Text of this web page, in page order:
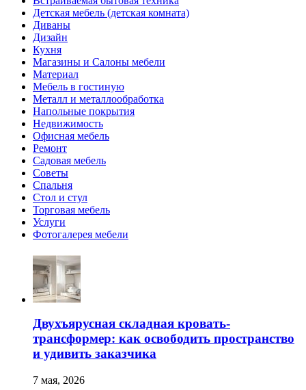
Детская мебель (детская комната)
Диваны
Дизайн
Кухня
Магазины и Салоны мебели
Материал
Мебель в гостиную
Металл и металлообработка
Напольные покрытия
Недвижимость
Офисная мебель
Ремонт
Садовая мебель
Советы
Спальня
Стол и стул
Торговая мебель
Услуги
Фотогалерея мебели
Двухъярусная складная кровать-
трансформер: как освободить пространство
и удивить заказчика
7 мая, 2026